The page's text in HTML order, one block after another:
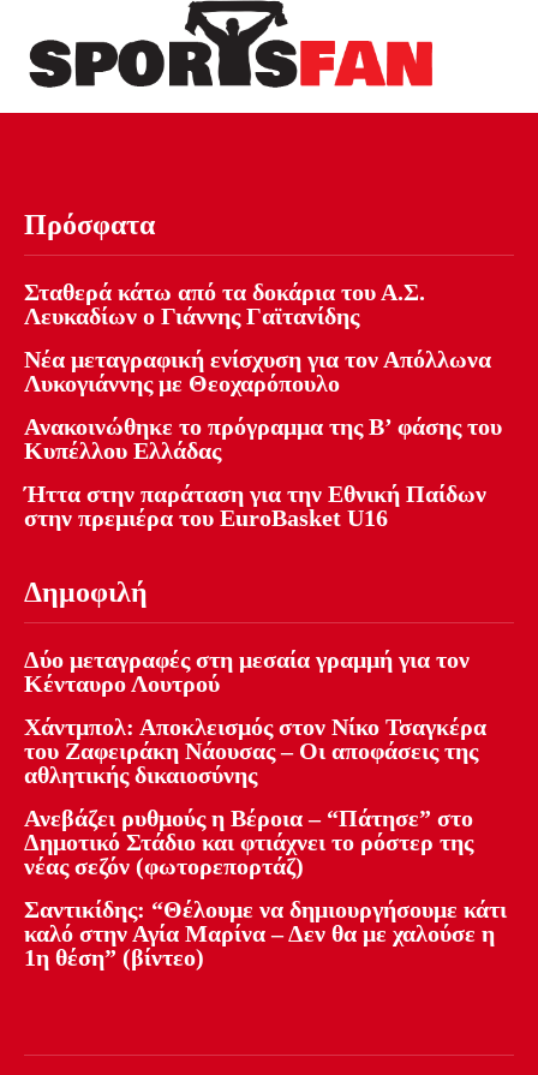
Πρόσφατα
Σταθερά κάτω από τα δοκάρια του Α.Σ.
Λευκαδίων ο Γιάννης Γαϊτανίδης
Νέα μεταγραφική ενίσχυση για τον Απόλλωνα
Λυκογιάννης με Θεοχαρόπουλο
Ανακοινώθηκε το πρόγραμμα της Β’ φάσης του
Κυπέλλου Ελλάδας
Ήττα στην παράταση για την Εθνική Παίδων
στην πρεμιέρα του EuroBasket U16
Δημοφιλή
Δύο μεταγραφές στη μεσαία γραμμή για τον
Κένταυρο Λουτρού
Χάντμπολ: Αποκλεισμός στον Νίκο Τσαγκέρα
του Ζαφειράκη Νάουσας – Οι αποφάσεις της
αθλητικής δικαιοσύνης
Ανεβάζει ρυθμούς η Βέροια – “Πάτησε” στο
Δημοτικό Στάδιο και φτιάχνει το ρόστερ της
νέας σεζόν (φωτορεπορτάζ)
Σαντικίδης: “Θέλουμε να δημιουργήσουμε κάτι
καλό στην Αγία Μαρίνα – Δεν θα με χαλούσε η
1η θέση” (βίντεο)